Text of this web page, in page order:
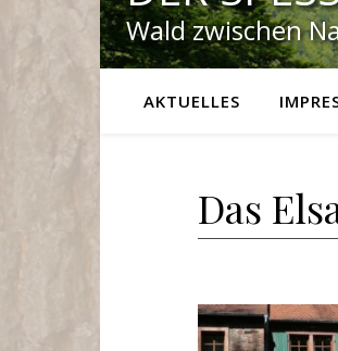
Wald zwischen
AKTUELLES
Das